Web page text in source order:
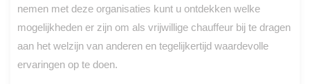
nemen met deze organisaties kunt u ontdekken welke
mogelijkheden er zijn om als vrijwillige chauffeur bij te dragen
aan het welzijn van anderen en tegelijkertijd waardevolle
ervaringen op te doen.